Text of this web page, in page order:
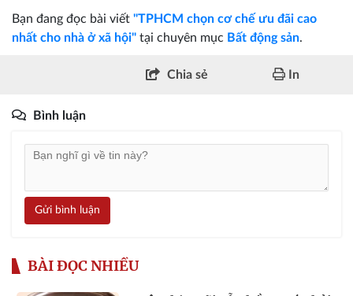
Bạn đang đọc bài viết "TPHCM chọn cơ chế ưu đãi cao
nhất cho nhà ở xã hội" tại chuyên mục Bất động sản.
Chia sẻ In
Bình luận
Gửi bình luận
BÀI ĐỌC NHIỀU